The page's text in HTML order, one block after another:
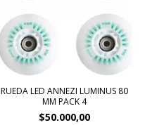
RUEDA LED ANNEZI LUMINUS 80
MM PACK 4
$50.000,00